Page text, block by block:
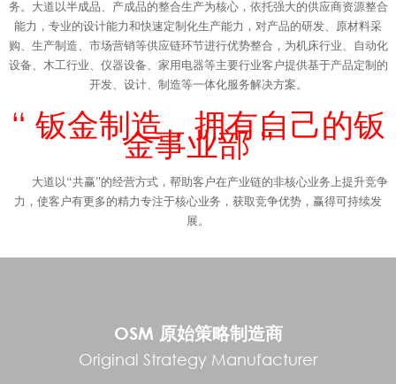
务。大道以半成品、产成品的整合生产为核心，依托强大的供应商资源整合
能力，专业的设计能力和快速定制化生产能力，对产品的研发、原材料采
购、生产制造、市场营销等供应链环节进行优势整合，为机床行业、自动化
设备、木工行业、仪器设备、家用电器等主要行业客户提供基于产品定制的
开发、设计、制造等一体化服务解决方案。
“ 钣金制造，拥有自己的钣
金事业部 ”
大道以“共赢”的经营方式，帮助客户在产业链的非核心业务上提升竞争
力，使客户有更多的精力专注于核心业务，获取竞争优势，赢得可持续发
展。
OSM 原始策略制造商
Original Strategy Manufacturer